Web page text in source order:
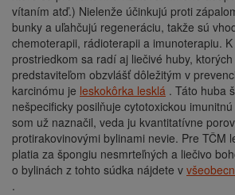
vítaním atď.) Nielenže účinkujú proti
bunky a uľahčujú regeneráciu, takže sú
chemoterapii, rádioterapii a imunoterapiu.
prostriedkom sa radí aj liečivé huby,
predstaviteľom obzvlášť dôležitým v
karcinómu je leskokôrka lesklá . Táto huba
nešpecificky posilňuje cytotoxickou
som už naznačil, veda ju kvantitatívne
protirakovinovými bylinami nevie. Pre TČM
platia za špongiu nesmrteľných a liečivo
o bylinách z tohto súdka nájdete v
.